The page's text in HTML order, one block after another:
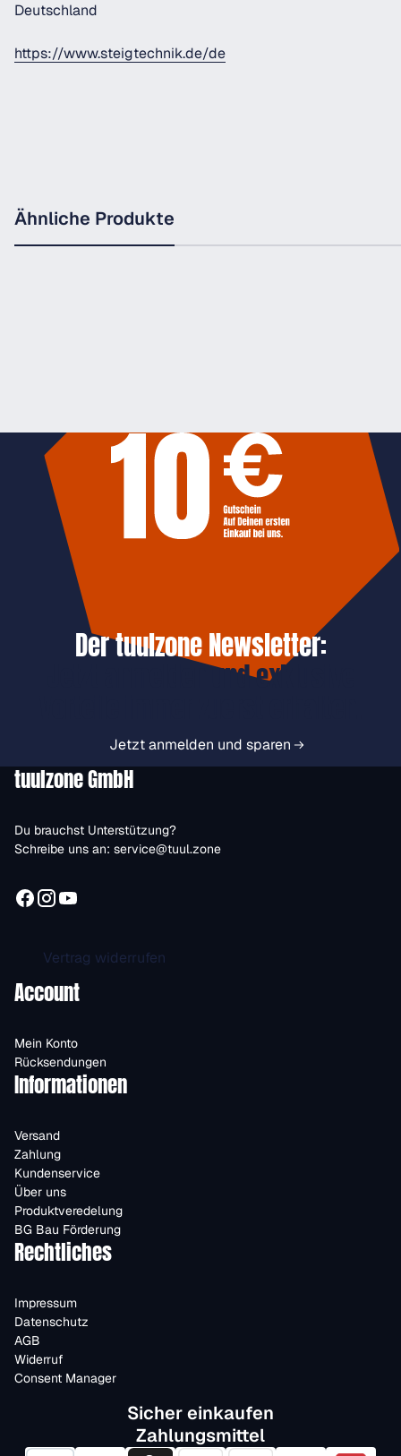
Deutschland
https://www.steigtechnik.de/de
Ähnliche Produkte
Der tuulzone Newsletter:
Jetzt anmelden und exklusive
Jetzt anmelden und sparen
tuulzone GmbH
Du brauchst Unterstützung?
Schreibe uns an: service@tuul.zone
Vertrag widerrufen
Account
Mein Konto
Rücksendungen
Informationen
Versand
Zahlung
Kundenservice
Über uns
Produktveredelung
BG Bau Förderung
Rechtliches
Impressum
Datenschutz
AGB
Widerruf
Consent Manager
Sicher einkaufen
Zahlungsmittel